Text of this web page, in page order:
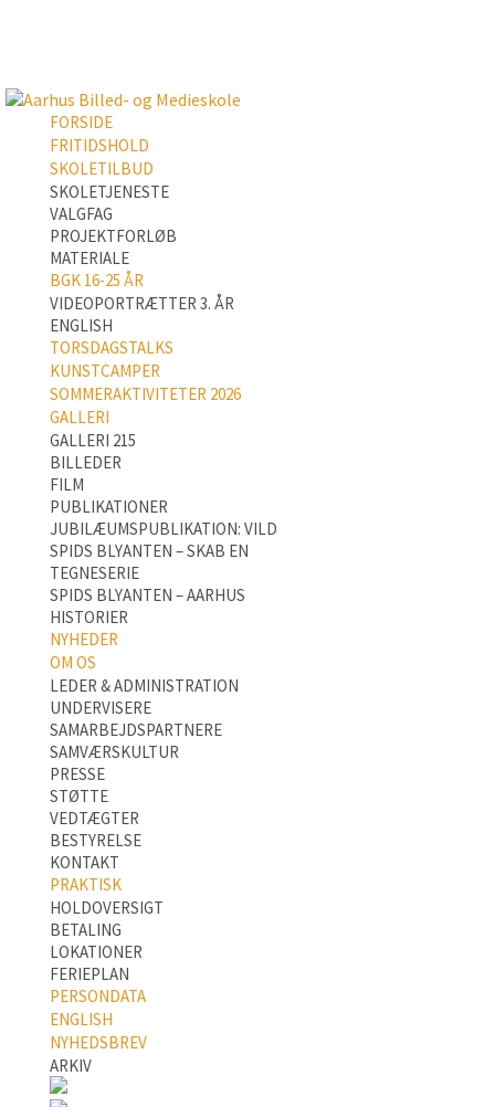
FORSIDE
FRITIDSHOLD
SKOLETILBUD
SKOLETJENESTE
VALGFAG
PROJEKTFORLØB
MATERIALE
BGK 16-25 ÅR
VIDEOPORTRÆTTER 3. ÅR
ENGLISH
TORSDAGSTALKS
KUNSTCAMPER
SOMMERAKTIVITETER 2026
GALLERI
GALLERI 215
BILLEDER
FILM
PUBLIKATIONER
JUBILÆUMSPUBLIKATION: VILD
SPIDS BLYANTEN – SKAB EN
TEGNESERIE
SPIDS BLYANTEN – AARHUS
HISTORIER
NYHEDER
OM OS
LEDER & ADMINISTRATION
UNDERVISERE
SAMARBEJDSPARTNERE
SAMVÆRSKULTUR
PRESSE
STØTTE
VEDTÆGTER
BESTYRELSE
KONTAKT
PRAKTISK
HOLDOVERSIGT
BETALING
LOKATIONER
FERIEPLAN
PERSONDATA
ENGLISH
NYHEDSBREV
ARKIV